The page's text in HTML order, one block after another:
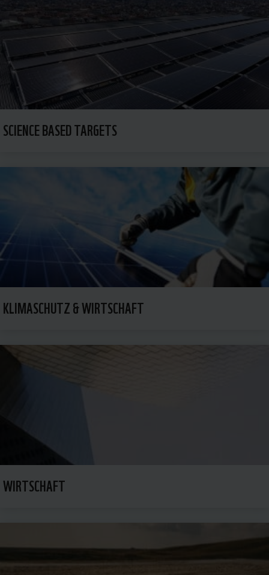
SCIENCE BASED TARGETS
KLIMASCHUTZ & WIRTSCHAFT
WIRTSCHAFT